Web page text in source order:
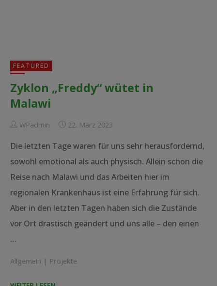
FEATURED
Zyklon „Freddy“ wütet in
Malawi
WPadmin 22. März 2023
Die letzten Tage waren für uns sehr herausfordernd,
sowohl emotional als auch physisch. Allein schon die
Reise nach Malawi und das Arbeiten hier im
regionalen Krankenhaus ist eine Erfahrung für sich.
Aber in den letzten Tagen haben sich die Zustände
vor Ort drastisch geändert und uns alle – den einen
…
Allgemein | Projekte